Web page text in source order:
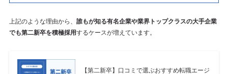
上記のような理由から、 誰もが知る有名企業や業界トップクラスの大手企業
でも第二新卒を積極採用するケースが増えています。
【第二新卒】口コミで選ぶおすすめ転職エージ